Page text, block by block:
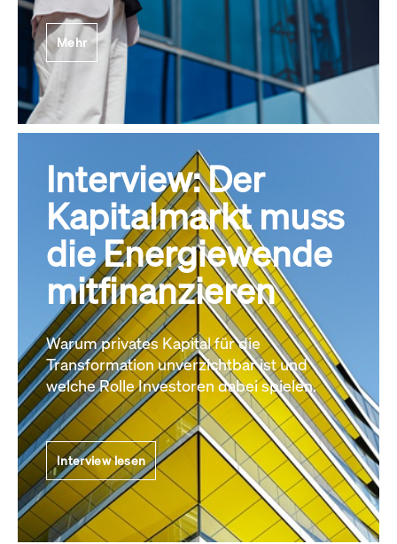
Mehr
Interview: Der
Kapitalmarkt muss
die Energiewende
mitfinanzieren
Warum privates Kapital für die
Transformation unverzichtbar ist und
welche Rolle Investoren dabei spielen.
Interview lesen